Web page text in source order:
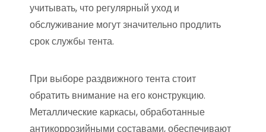
учитывать, что регулярный уход и
обслуживание могут значительно продлить
срок службы тента.
При выборе раздвижного тента стоит
обратить внимание на его конструкцию.
Металлические каркасы, обработанные
антикоррозийными составами, обеспечивают